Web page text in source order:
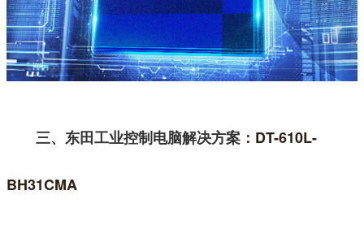
三、东田工业控制电脑解决方案： DT-610L-
BH31CMA